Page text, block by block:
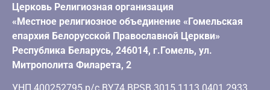
Церковь Религиозная организация
«Местное религиозное объединение «Гомельская
епархия Белорусской Православной Церкви»
Республика Беларусь, 246014, г.Гомель, ул.
Митрополита Филарета, 2